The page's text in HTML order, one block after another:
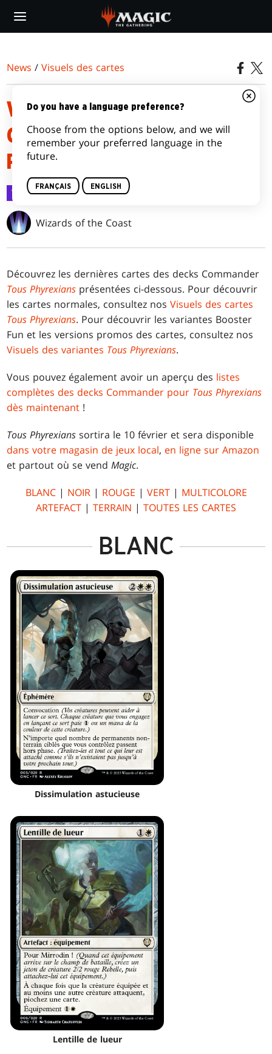
main
News /Visuels des cartes
VISUELS DES CARTES
COMMANDER TOUS
PHYREXIANS
Visuels des cartes 17 janv. 2023
Wizards of the Coast
Découvrez les dernières cartes des decks Commander
Tous Phyrexians présentées ci-dessous. Pour découvrir
les cartes normales, consultez nosVisuels des cartes
Tous Phyrexians. Pour découvrir les variantes Booster
Fun et les versions promos des cartes, consultez nos
Visuels des variantes Tous Phyrexians.
Vous pouvez également avoir un aperçu des listes
complètes des decks Commander pour Tous Phyrexians
dès maintenant !
Tous Phyrexians sortira le 10 février et sera disponible
dans votre magasin de jeux local, en ligne sur Amazon
et partout où se vendMagic.
BLANC| NOIR| ROUGE | VERT| MULTICOLORE
ARTEFACT | TERRAIN | TOUTES LES CARTES
BLANC
Dissimulation astucieuse
Lentille de lueur
Do you have a language preference?
Choose from the options below, and we will
remember your preferred language in the
future.
FRANÇAIS ENGLISH